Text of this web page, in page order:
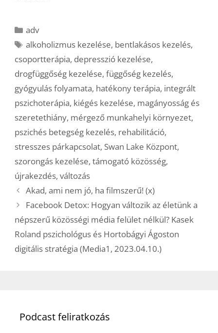
Kategória
adv
Címkék
alkoholizmus kezelése, bentlakásos kezelés,
csoportterápia, depresszió kezelése,
drogfüggőség kezelése, függőség kezelés,
gyógyulás folyamata, hatékony terápia, integrált
pszichoterápia, kiégés kezelése, magányosság és
szeretethiány, mérgező munkahelyi környezet,
pszichés betegség kezelés, rehabilitáció,
stresszes párkapcsolat, Swan Lake Központ,
szorongás kezelése, támogató közösség,
újrakezdés, változás
Akad, ami nem jó, ha filmszerű! (x)
Facebook Detox: Hogyan változik az életünk a
népszerű közösségi média felület nélkül? Kasek
Roland pszichológus és Hortobágyi Ágoston
digitális stratégia (Media1, 2023.04.10.)
Podcast feliratkozás